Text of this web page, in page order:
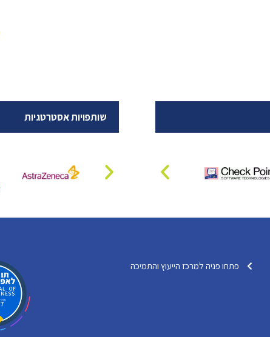
שותפויות אסטרטגיות
פתחו פניה למרכז הייעוץ והתמיכה